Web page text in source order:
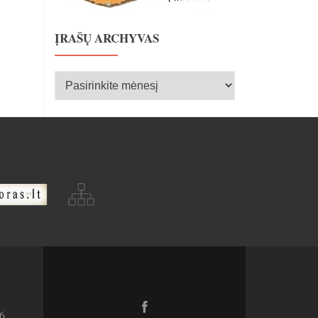
ĮRAŠŲ ARCHYVAS
Įrašų
Facebook